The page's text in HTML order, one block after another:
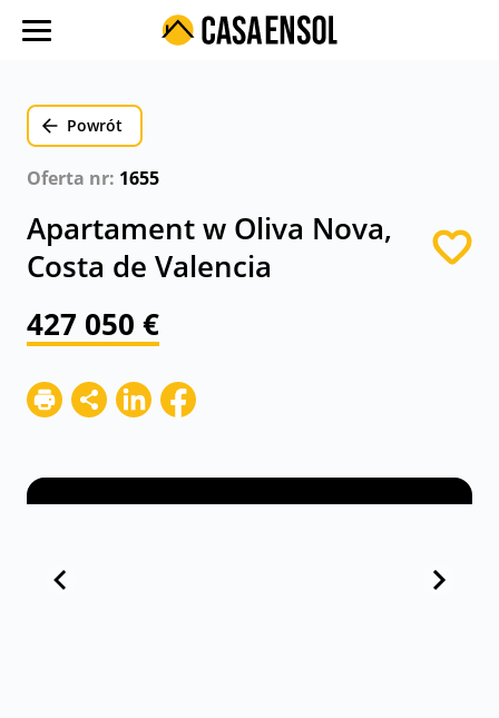
Oferty w regionach
Ulubione oferty
Koszty
Kontakt
Powrót
Oferta nr: 1655
Apartament w Oliva Nova,
Costa de Valencia
427 050 €